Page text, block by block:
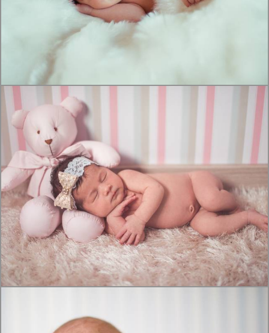
1535 14
1479